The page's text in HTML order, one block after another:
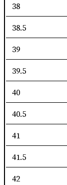
38
38.5
39
39.5
40
40.5
41
41.5
42